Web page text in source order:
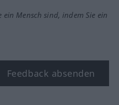
ein Mensch sind, indem Sie ein
Feedback absenden